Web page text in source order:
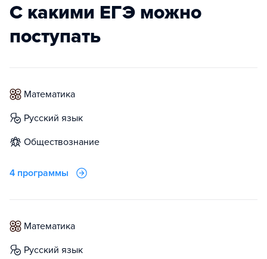
С какими ЕГЭ можно
поступать
математика
русский язык
обществознание
4 программы
математика
русский язык